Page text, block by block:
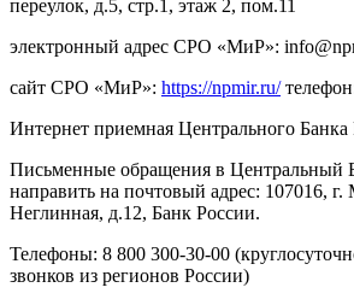
переулок, д.5, стр.1, этаж 2, пом.11
электронный адрес СРО «МиР»:
сайт СРО «МиР»: https://npmir.ru/
Интернет приемная Центрального Банка
Письменные обращения в Центральный
направить на почтовый адрес: 107016, г.
Неглинная, д.12, Банк России.
Телефоны: 8 800 300-30-00
звонков из регионов России)